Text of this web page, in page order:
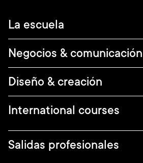
Navegación
principal
La escuela
Negocios & comunicación
Diseño & creación
International courses
Salidas profesionales